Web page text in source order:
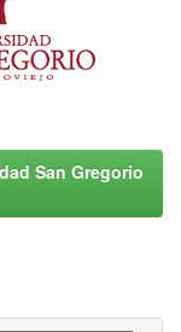
San Gregorio